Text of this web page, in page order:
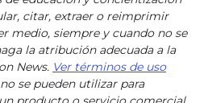
citar, extraer o reimprimir
medio, siempre y cuando no se
la atribución adecuada a la
News. Ver términos de uso
se pueden utilizar para